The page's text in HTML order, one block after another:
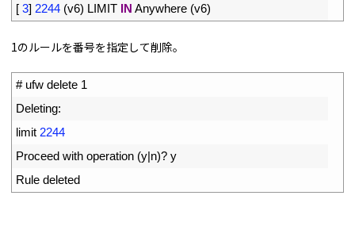
[ 3] 2244 (v6) LIMIT IN Anywhere (v6)
1のルールを番号を指定して削除。
# ufw delete 1
Deleting:
limit 2244
Proceed with operation (y|n)? y
Rule deleted